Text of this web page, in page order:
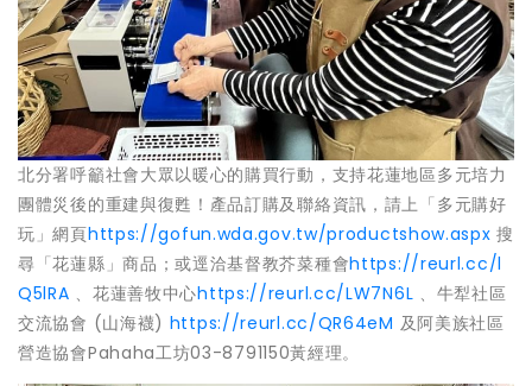
北分署呼籲社會大眾以暖心的購買行動，支持花蓮地區多元培力
團體災後的重建與復甦！產品訂購及聯絡資訊，請上「多元購好
玩」網頁https://gofun.wda.gov.tw/productshow.aspx 搜
尋「花蓮縣」商品；或逕洽基督教芥菜種會https://reurl.cc/l
Q5lRA 、花蓮善牧中心https://reurl.cc/LW7N6L 、牛犁社區
交流協會 (山海襪) https://reurl.cc/QR64eM 及阿美族社區
營造協會Pahaha工坊03-8791150黃經理。